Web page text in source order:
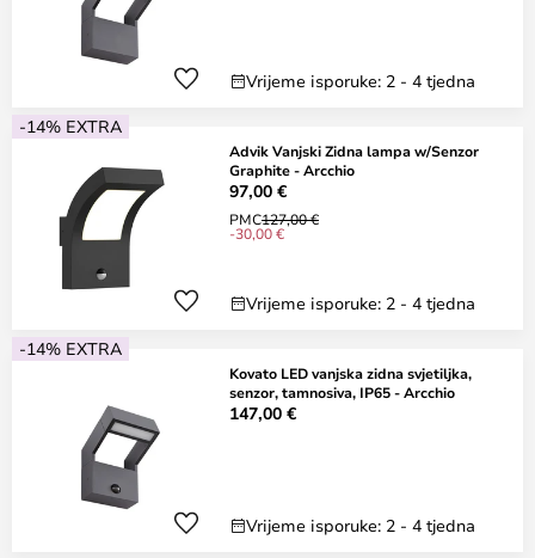
Vrijeme isporuke: 2 - 4 tjedna
-14% EXTRA
Advik Vanjski Zidna lampa w/Senzor
Graphite - Arcchio
97,00 €
PMC127,00 €
-30,00 €
Vrijeme isporuke: 2 - 4 tjedna
-14% EXTRA
Kovato LED vanjska zidna svjetiljka,
senzor, tamnosiva, IP65 - Arcchio
147,00 €
Vrijeme isporuke: 2 - 4 tjedna